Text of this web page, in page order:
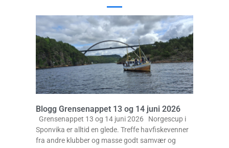
Blogg Grensenappet 13 og 14 juni 2026
Grensenappet 13 og 14 juni 2026 Norgescup i
Sponvika er alltid en glede. Treffe havfiskevenner
fra andre klubber og masse godt samvær og